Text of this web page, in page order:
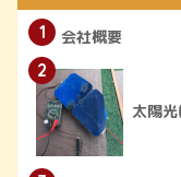
1
会社概要
2
太陽